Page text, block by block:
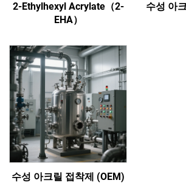
2-Ethylhexyl Acrylate（2-
EHA）
수성 아
수성 아크릴 접착제 (OEM)